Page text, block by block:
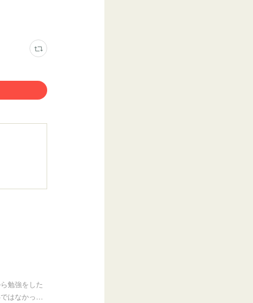
勉強をした
はなかっ…